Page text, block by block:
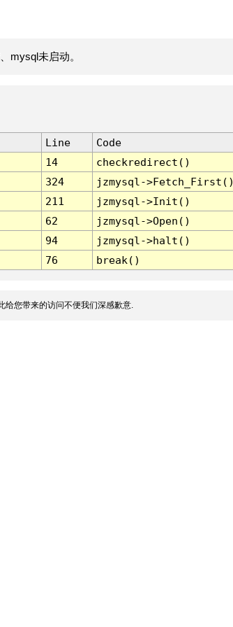
mysql未启动。
Line
Code
14
checkredirect()
324
jzmysql-
211
jzmysql->Init()
62
jzmysql->Open()
94
jzmysql->halt()
76 break()
您带来的访问不便我们深感歉意.